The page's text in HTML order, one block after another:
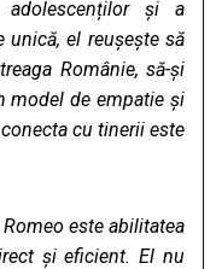
adolescenților și a
unică, el reușește să
Românie, să-și
model de empatie și
cu tinerii este
este abilitatea
și eficient. El nu